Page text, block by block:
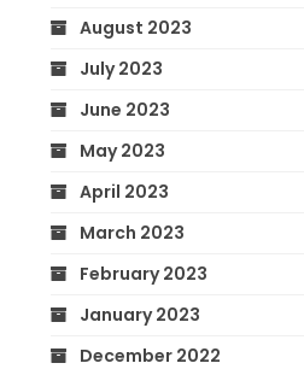
August 2023
July 2023
June 2023
May 2023
April 2023
March 2023
February 2023
January 2023
December 2022